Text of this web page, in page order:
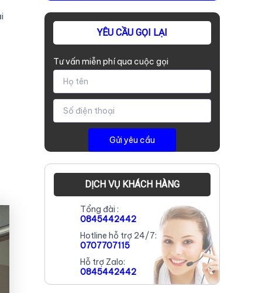
YÊU CẦU GỌI LẠI
Tư vấn miễn phí qua cuộc gọi
DỊCH VỤ KHÁCH HÀNG
Tổng đài :
0845442442
Hotline hỗ trợ 24/7:
0707707115
Hỗ trợ Zalo:
0845442442